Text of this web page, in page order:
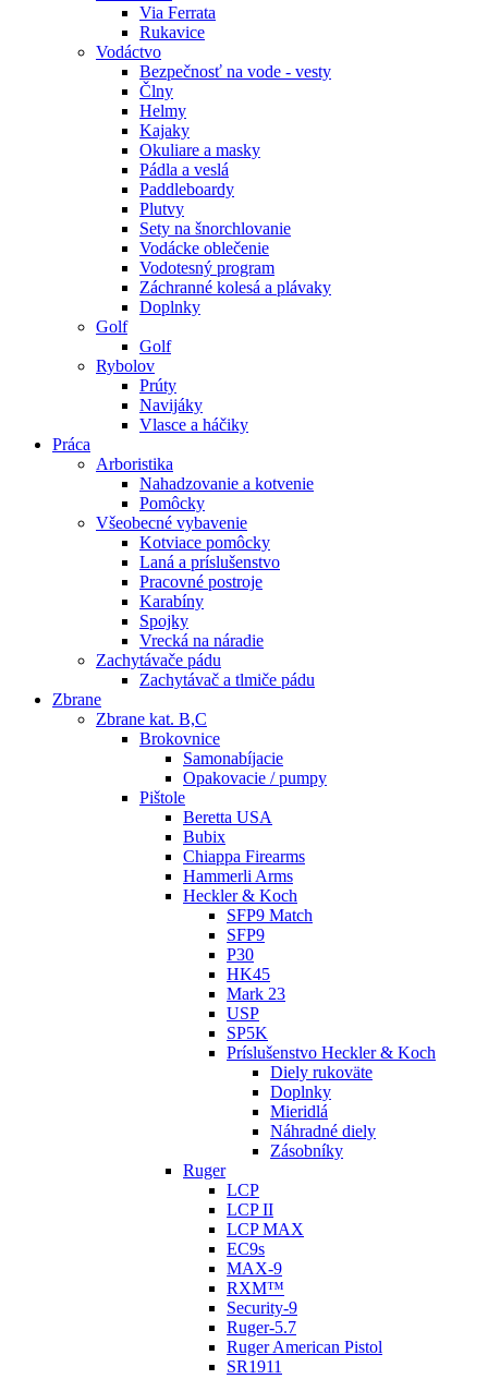
Via Ferrata
Rukavice
Vodáctvo
Bezpečnosť na vode - vesty
Člny
Helmy
Kajaky
Okuliare a masky
Pádla a veslá
Paddleboardy
Plutvy
Sety na šnorchlovanie
Vodácke oblečenie
Vodotesný program
Záchranné kolesá a plávaky
Doplnky
Golf
Golf
Rybolov
Prúty
Navijáky
Vlasce a háčiky
Práca
Arboristika
Nahadzovanie a kotvenie
Pomôcky
Všeobecné vybavenie
Kotviace pomôcky
Laná a príslušenstvo
Pracovné postroje
Karabíny
Spojky
Vrecká na náradie
Zachytávače pádu
Zachytávač a tlmiče pádu
Zbrane
Zbrane kat. B,C
Brokovnice
Samonabíjacie
Opakovacie / pumpy
Pištole
Beretta USA
Bubix
Chiappa Firearms
Hammerli Arms
Heckler & Koch
SFP9 Match
SFP9
P30
HK45
Mark 23
USP
SP5K
Príslušenstvo Heckler & Koch
Diely rukoväte
Doplnky
Mieridlá
Náhradné diely
Zásobníky
Ruger
LCP
LCP II
LCP MAX
EC9s
MAX-9
RXM™
Security-9
Ruger-5.7
Ruger American Pistol
SR1911